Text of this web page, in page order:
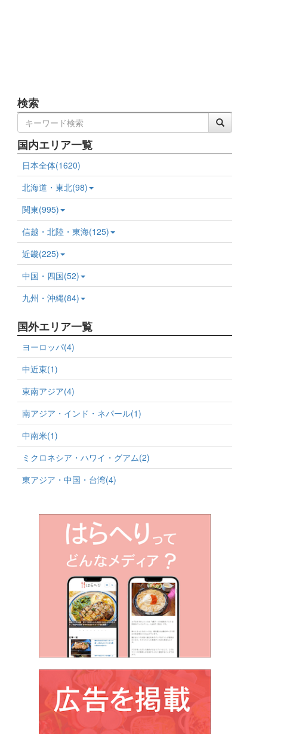
検索
国内エリア一覧
日本全体(1620)
北海道・東北(98)
関東(995)
信越・北陸・東海(125)
近畿(225)
中国・四国(52)
九州・沖縄(84)
国外エリア一覧
ヨーロッパ(4)
中近東(1)
東南アジア(4)
南アジア・インド・ネパール(1)
中南米(1)
ミクロネシア・ハワイ・グアム(2)
東アジア・中国・台湾(4)